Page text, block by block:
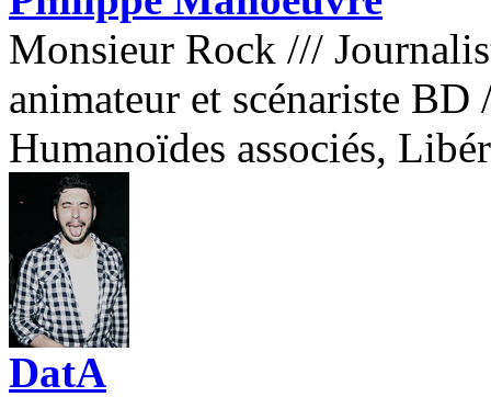
Monsieur Rock ///
animateur et scénariste BD
Humanoïdes associés,
DatA